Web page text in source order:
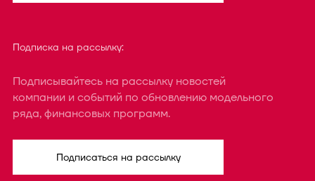
Подписка на рассылку:
Подписывайтесь на рассылку новостей
компании и событий по обновлению модельного
ряда, финансовых программ.
Подписаться на рассылку